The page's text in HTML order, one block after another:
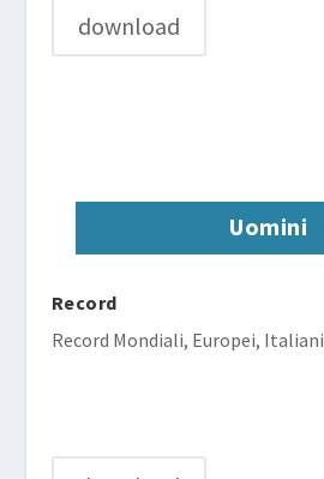
download
Uomini
Record
Record Mondiali, Europei, Italiani